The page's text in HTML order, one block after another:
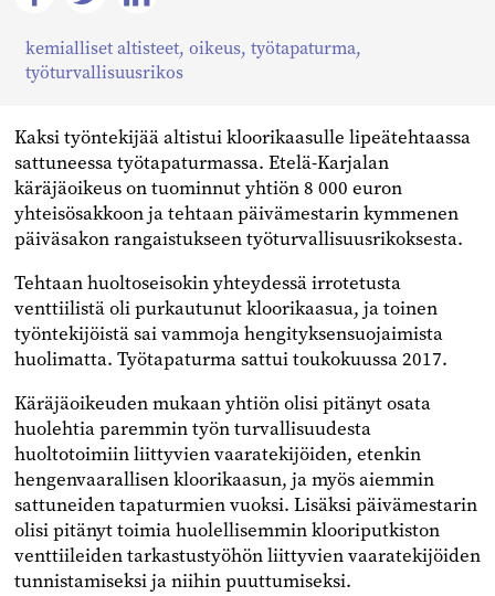
Jaa
Facebookissa
Jaa
Twitterissä
Jaa
Linkedinissä
kemialliset altisteet, oikeus, työtapaturma,
työturvallisuusrikos
Kaksi työntekijää altistui kloorikaasulle lipeätehtaassa
sattuneessa työtapaturmassa. Etelä-Karjalan
käräjäoikeus on tuominnut yhtiön 8 000 euron
yhteisösakkoon ja tehtaan päivämestarin kymmenen
päiväsakon rangaistukseen työturvallisuusrikoksesta.
Tehtaan huoltoseisokin yhteydessä irrotetusta
venttiilistä oli purkautunut kloorikaasua, ja toinen
työntekijöistä sai vammoja hengityksensuojaimista
huolimatta. Työtapaturma sattui toukokuussa 2017.
Käräjäoikeuden mukaan yhtiön olisi pitänyt osata
huolehtia paremmin työn turvallisuudesta
huoltotoimiin liittyvien vaaratekijöiden, etenkin
hengenvaarallisen kloorikaasun, ja myös aiemmin
sattuneiden tapaturmien vuoksi. Lisäksi päivämestarin
olisi pitänyt toimia huolellisemmin klooriputkiston
venttiileiden tarkastustyöhön liittyvien vaaratekijöiden
tunnistamiseksi ja niihin puuttumiseksi.